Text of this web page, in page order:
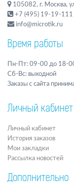
105082, г. Москва,
+7 (495) 19-19-111
info@microtik.ru
Время работы
Пн-Пт: 09-00 до 18-
Сб-Вс: выходной
Заказы с сайта
Личный кабинет
Личный кабинет
История заказов
Мои закладки
Рассылка новостей
Дополнительно